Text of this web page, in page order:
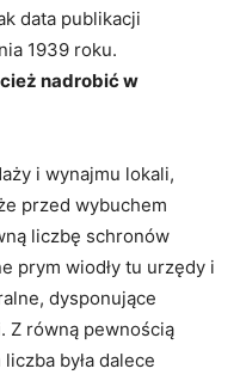
data publikacji
1939 roku.
nadrobić w
i wynajmu lokali,
przed wybuchem
liczbę schronów
prym wiodły tu urzędy i
dysponujące
Z równą pewnością
była dalece